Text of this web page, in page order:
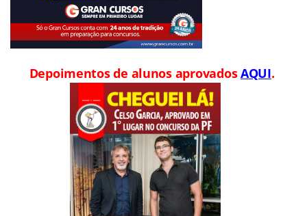
Depoimentos de alunos aprovadosAQUI.